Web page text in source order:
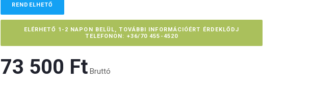
RENDELHETŐ
ELÉRHETŐ 1-2 NAPON BELÜL, TOVÁBBI INFORMÁCIÓÉRT ÉRDEKLŐDJ
TELEFONON: +36/70 455-4520
73 500 Ft‎ Bruttó